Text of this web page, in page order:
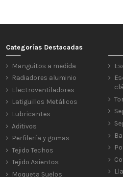
Categorías Destacadas
Manguitos a medida
Radiadores aluminio
Electroventiladores
Latiguillos Metálicos
Lubricantes
Aditivos
Perfilería y gomas
Tejido Techos
Tejido Asientos
Moqueta Suelos